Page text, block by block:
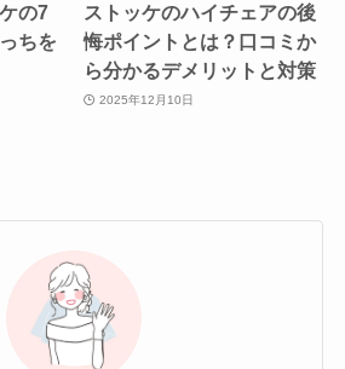
の7
ちを
ストッケのハイチェアの後
悔ポイントとは？口コミか
ら分かるデメリットと対策
2025年12月10日